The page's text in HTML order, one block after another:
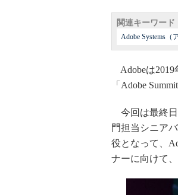
関連キーワード
Adobe Systems（
Adobeは2019
「Adobe
今回は最終日
門担当シニア
役となって、
ナーに向けて